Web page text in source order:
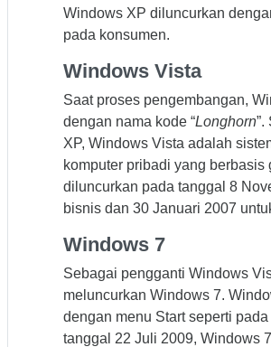
Windows XP diluncurkan
pada konsumen.
Windows Vista
Saat proses pengembangan,
dengan nama kode “Longhorn”.
XP, Windows Vista adalah
komputer pribadi yang berbasis
diluncurkan pada tanggal 8
bisnis dan 30 Januari 2007
Windows 7
Sebagai pengganti Windows
meluncurkan Windows 7.
dengan menu Start seperti
tanggal 22 Juli 2009, Windows